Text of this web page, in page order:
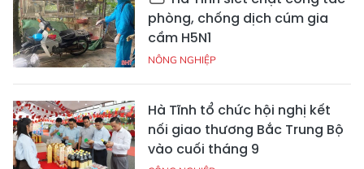
phòng, chống dịch cúm gia
cầm H5N1
NÔNG NGHIỆP
Hà Tĩnh tổ chức hội nghị kết
nối giao thương Bắc Trung Bộ
vào cuối tháng 9